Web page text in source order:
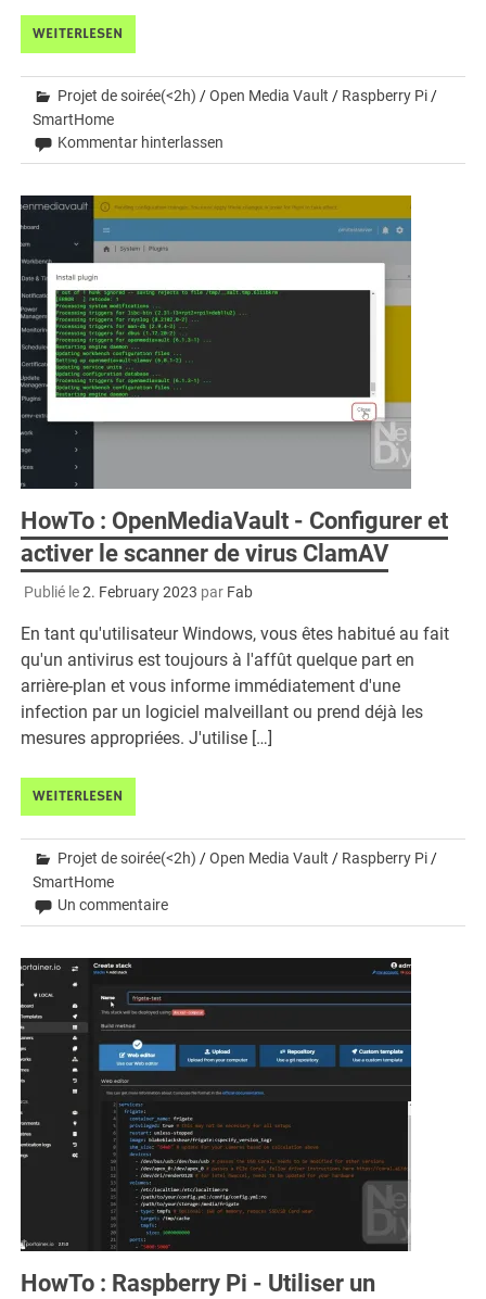
WEITERLESEN
Projet de soirée(<2h) /Open Media Vault / Raspberry Pi/
SmartHome
Kommentar hinterlassen
HowTo : OpenMediaVault - Configurer et
activer le scanner de virus ClamAV
Publié le2. February 2023 par Fab
En tant qu'utilisateur Windows, vous êtes habitué au fait
qu'un antivirus est toujours à l'affût quelque part en
arrière-plan et vous informe immédiatement d'une
infection par un logiciel malveillant ou prend déjà les
mesures appropriées. J'utilise […]
WEITERLESEN
Projet de soirée(<2h) /Open Media Vault / Raspberry Pi /
SmartHome
Un commentaire
HowTo : Raspberry Pi - Utiliser un